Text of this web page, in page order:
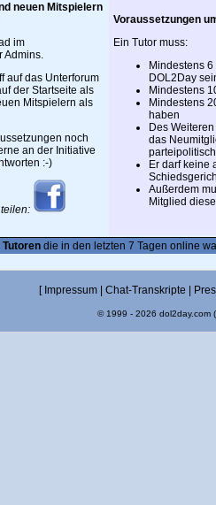
neuen Mitspielern
im
Admins.
auf das Unterforum
der Startseite als
Mitspielern als
noch
an der Initiative
:-)
Voraussetzungen
Ein Tutor muss:
Mindestens
DOL2Day
Mindestens
Mindestens
haben
Des
das
Er darf keine
Außerdem
Mitglied
die in den letzten 7 Tagen online
[ Impressum Chat-Transkripte
© 1999 - 2026 dol2day.com